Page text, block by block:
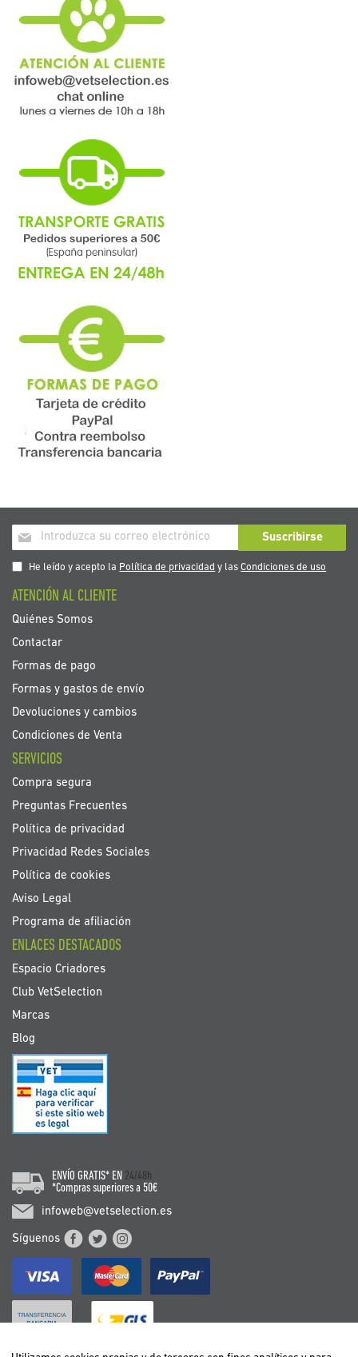
Inscríbase
a
nuestro
de
noticias:
Suscribirse
He leído y acepto la Política de privacidad y lasCondiciones de uso
ATENCIÓN AL CLIENTE
Quiénes Somos
Contactar
Formas de pago
Formas y gastos de envío
Devoluciones y cambios
Condiciones de Venta
SERVICIOS
Compra segura
Preguntas Frecuentes
Política de privacidad
Privacidad Redes Sociales
Política de cookies
Aviso Legal
Programa de afiliación
ENLACES DESTACADOS
Espacio Criadores
Club VetSelection
Marcas
Blog
ENVÍO GRATIS* EN 24/48h
*Compras superiores a 50€
infoweb@vetselection.es
Síguenos